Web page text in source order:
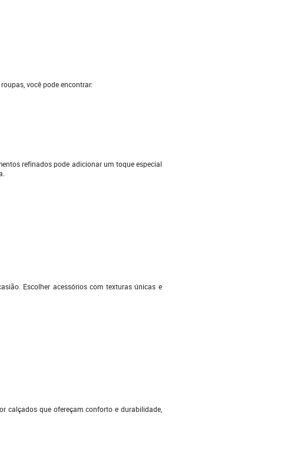
você pode encontrar:
refinados pode adicionar um toque especial
Escolher acessórios com texturas únicas e
calçados que ofereçam conforto e durabilidade,